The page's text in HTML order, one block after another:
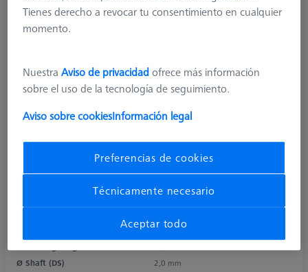
20,0 mm
Sphere
M3 XXT
Ø Shaft (DS)
2,0 mm
Tienes derecho a revocar tu consentimiento en cualquier
momento.
NuestraAviso de privacidadofrece más información
sobre el uso de la tecnología de seguimiento.
Aviso sobre cookiesInformación legal
Preferencias de cookies
Técnicamente necesario
Aceptar todo